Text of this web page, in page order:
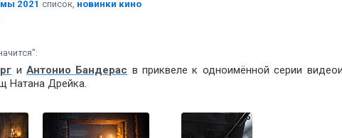
2021 список, новинки кино
и Антонио Бандерас в приквеле к одноимённой серии
Натана Дрейка.